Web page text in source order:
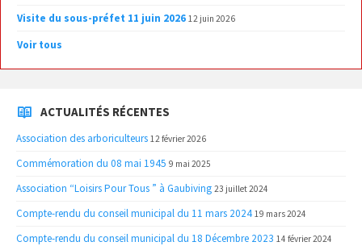
Visite du sous-préfet 11 juin 2026 12 juin 2026
Voir tous
ACTUALITÉS RÉCENTES
Association des arboriculteurs 12 février 2026
Commémoration du 08 mai 1945 9 mai 2025
Association “Loisirs Pour Tous ” à Gaubiving 23 juillet 2024
Compte-rendu du conseil municipal du 11 mars 2024 19 mars 2024
Compte-rendu du conseil municipal du 18 Décembre 2023 14 février 2024